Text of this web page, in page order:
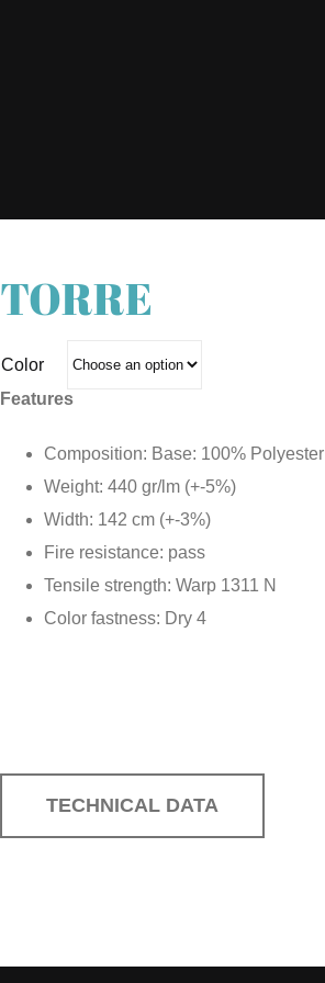
TORRE
Color
Features
Composition: Base: 100% Polyester
Weight: 440 gr/lm (+-5%)
Width: 142 cm (+-3%)
Fire resistance: pass
Tensile strength: Warp 1311 N
Color fastness: Dry 4
TECHNICAL DATA